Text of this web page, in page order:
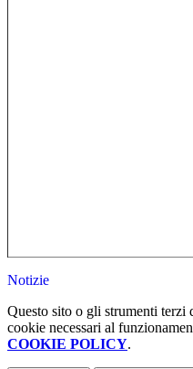
Notizie
Questo sito o gli strumenti terzi
cookie necessari al
COOKIE POLICY.